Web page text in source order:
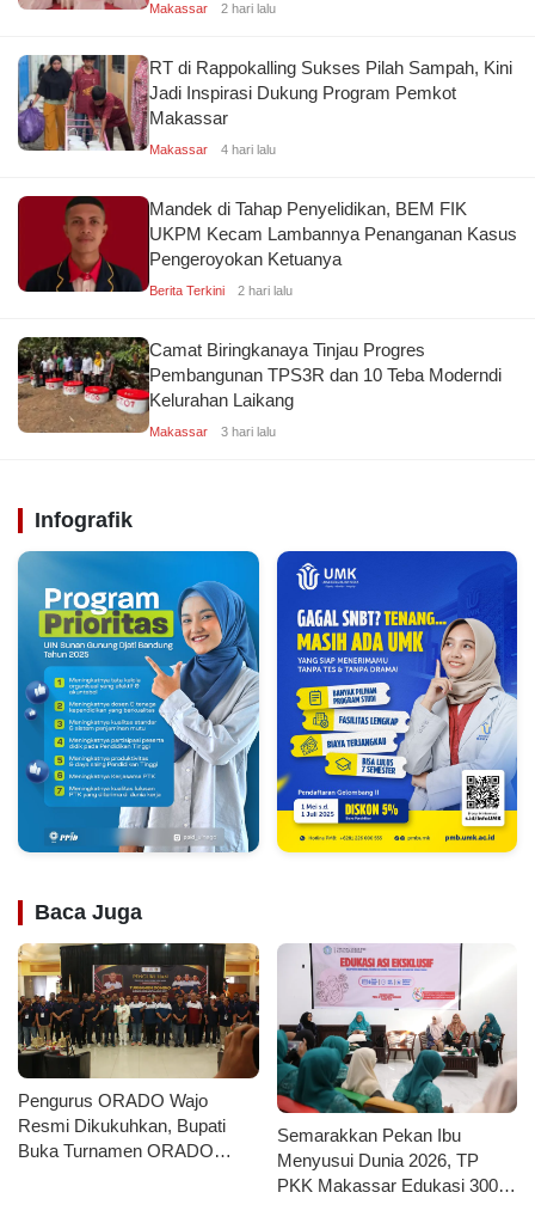
Makassar 2 hari lalu
RT di Rappokalling Sukses Pilah Sampah, Kini
Jadi Inspirasi Dukung Program Pemkot
Makassar
Makassar 4 hari lalu
Mandek di Tahap Penyelidikan, BEM FIK
UKPM Kecam Lambannya Penanganan Kasus
Pengeroyokan Ketuanya
Berita Terkini 2 hari lalu
Camat Biringkanaya Tinjau Progres
Pembangunan TPS3R dan 10 Teba Moderndi
Kelurahan Laikang
Makassar 3 hari lalu
Infografik
Baca Juga
Pengurus ORADO Wajo
Resmi Dikukuhkan, Bupati
Buka Turnamen ORADO
Semarakkan Pekan Ibu
Menyusui Dunia 2026, TP
PKK Makassar Edukasi 300